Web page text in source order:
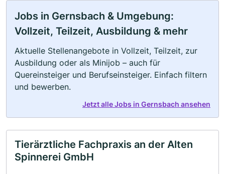
Jobs in Gernsbach & Umgebung:
Vollzeit, Teilzeit, Ausbildung & mehr
Aktuelle Stellenangebote in Vollzeit, Teilzeit, zur
Ausbildung oder als Minijob – auch für
Quereinsteiger und Berufseinsteiger. Einfach filtern
und bewerben.
Jetzt alle Jobs in Gernsbach ansehen
Tierärztliche Fachpraxis an der Alten
Spinnerei GmbH